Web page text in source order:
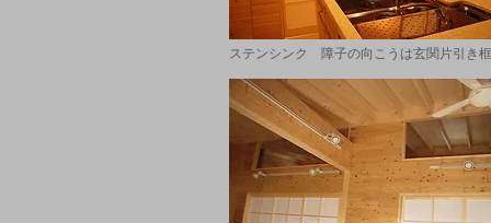
ステンシンク 障子の向こうは玄関片引き